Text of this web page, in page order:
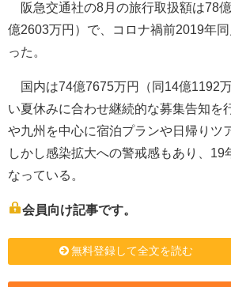
阪急交通社の8月の旅行取扱額は78
億2603万円）で、コロナ禍前2019年
った。
国内は74億7675万円（同14億1192
い夏休みに合わせ継続的な募集告知を
や九州を中心に宿泊プランや日帰りツ
しかし感染拡大への警戒感もあり、19
なっている。
会員向け記事です。
無料登録して全文を読む